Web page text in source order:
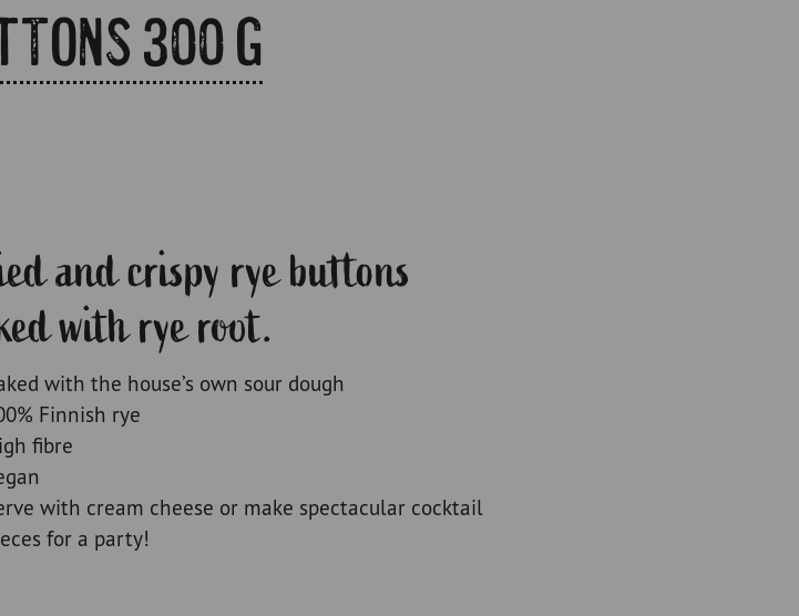
300 g
and crispy rye buttons
with rye root.
with the house’s own sour dough
Finnish rye
fibre
with cream cheese or make spectacular cocktail
for a party!